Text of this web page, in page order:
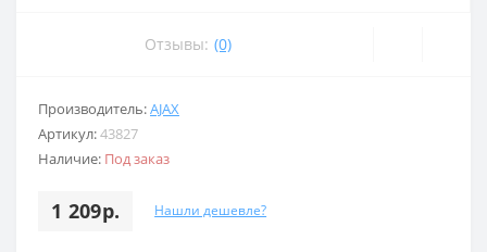
Отзывы: (0)
Производитель:AJAX
Артикул:43827
Наличие: Под заказ
1 209р. Нашли дешевле?